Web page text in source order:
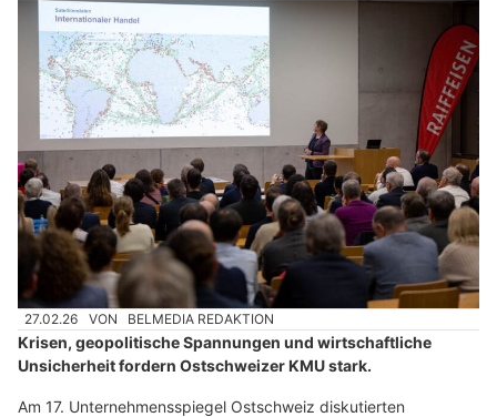
27.02.26 VON BELMEDIA REDAKTION
Krisen, geopolitische Spannungen und wirtschaftliche
Unsicherheit fordern Ostschweizer KMU stark.
Am 17. Unternehmensspiegel Ostschweiz diskutierten